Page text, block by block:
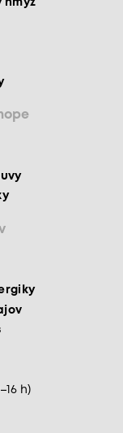
hmyz
h)